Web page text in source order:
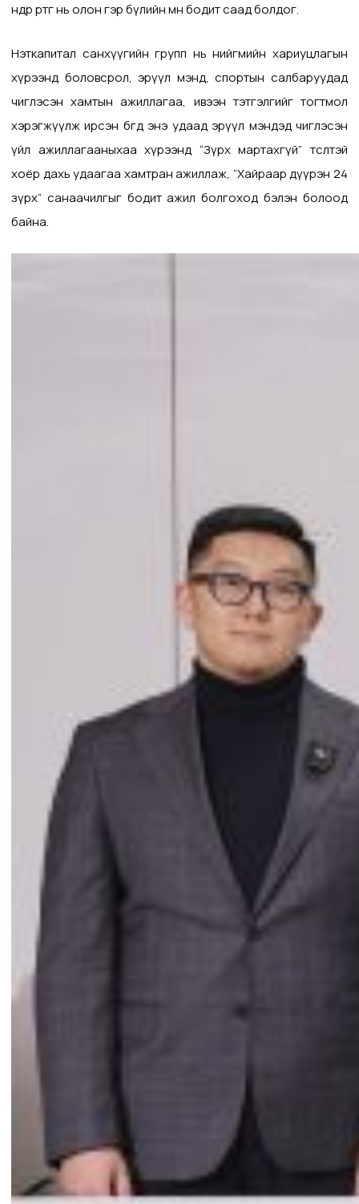
өндөр өртөг нь олон гэр бүлийн өмнө бодит саад болдог.
Нэткапитал санхүүгийн групп нь нийгмийн хариуцлагын
хүрээнд боловсрол, эрүүл мэнд, спортын салбаруудад
чиглэсэн хамтын ажиллагаа, ивээн тэтгэлгийг тогтмол
хэрэгжүүлж ирсэн бөгөөд энэ удаад эрүүл мэндэд чиглэсэн
үйл ажиллагааныхаа хүрээнд “Зүрх мартахгүй” төсөлтэй
хоёр дахь удаагаа хамтран ажиллаж, “Хайраар дүүрэн 24
зүрх” санаачилгыг бодит ажил болгоход бэлэн болоод
байна.